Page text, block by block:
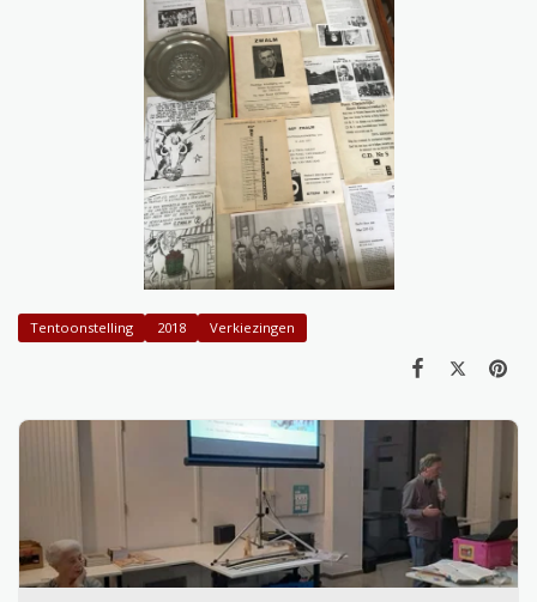
Tentoonstelling 2018 Verkiezingen